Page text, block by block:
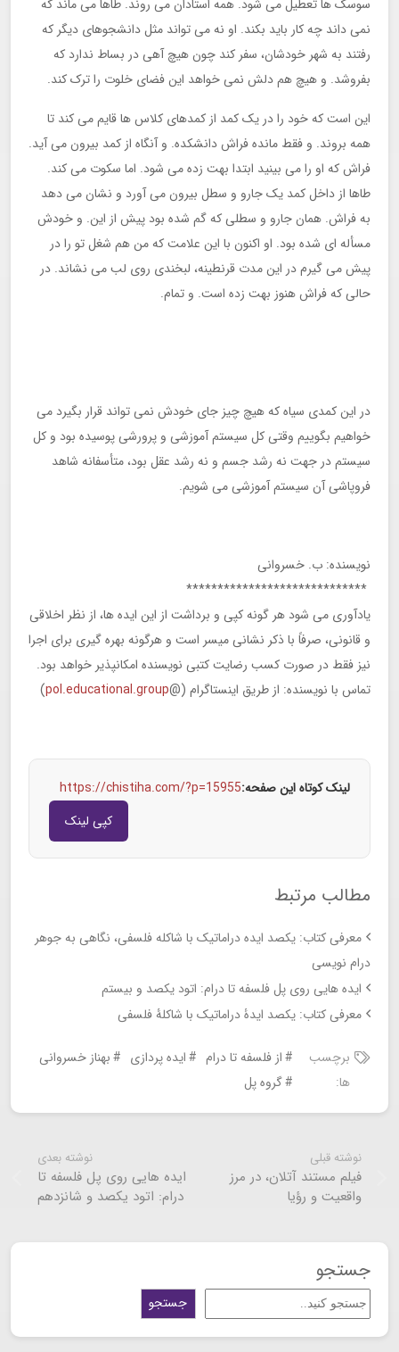
سوسک ها تعطیل می شود. همه استادان می روند. طاها می ماند که
نمی داند چه کار باید بکند. او نه می تواند مثل دانشجوهای دیگر که
رفتند به شهر خودشان، سفر کند چون هیچ آهی در بساط ندارد که
بفروشد. و هیچ هم دلش نمی خواهد این فضای خلوت را ترک کند.
این است که خود را در یک کمد از کمدهای کلاس ها قایم می کند تا
همه بروند. و فقط مانده فراش دانشکده. و آنگاه از کمد بیرون می آید.
فراش که او را می بینید ابتدا بهت زده می شود. اما سکوت می کند.
طاها از داخل کمد یک جارو و سطل بیرون می آورد و نشان می دهد
به فراش. همان جارو و سطلی که گم شده بود پیش از این. و خودش
مسأله ای شده بود. او اکنون با این علامت که من هم شغل تو را در
پیش می گیرم در این مدت قرنطینه، لبخندی روی لب می نشاند. در
حالی که فراش هنوز بهت زده است. و تمام.
در این کمدی سیاه که هیچ چیز جای خودش نمی تواند قرار بگیرد می
خواهیم بگوییم وقتی کل سیستم آموزشی و پرورشی پوسیده بود و کل
سیستم در جهت نه رشد جسم و نه رشد عقل بود، متأسفانه شاهد
فروپاشی آن سیستم آموزشی می شویم.
نویسنده: ب. خسروانی
*****************************
یادآوری می شود هر گونه کپی و برداشت از این ایده ها، از نظر اخلاقی
و قانونی، صرفاً با ذکر نشانی میسر است و هرگونه بهره گیری برای اجرا
نیز فقط در صورت کسب رضایت کتبی نویسنده امکانپذیر خواهد بود.
تماس با نویسنده: از طریق اینستاگرام (@pol.educational.group
)
لینک کوتاه این صفحه:https://chistiha.com/?p=15955
کپی لینک
مطالب مرتبط
معرفی کتاب: یکصد ایده دراماتیک با شاکله فلسفی، نگاهی به جوهر
درام نویسی
ایده هایی روی پل فلسفه تا درام: اتود یکصد و بیستم
معرفی کتاب: یکصد ایدۀ دراماتیک با شاکلۀ فلسفی
برچسب
ها:
از فلسفه تا درام ایده پردازی
بهناز خسروانی
گروه پل
نوشته قبلی
فیلم مستند آتلان، در مرز
واقعیت و رؤیا
نوشته بعدی
ایده هایی روی پل فلسفه تا
درام: اتود یکصد و شانزدهم
جستجو
جستجو